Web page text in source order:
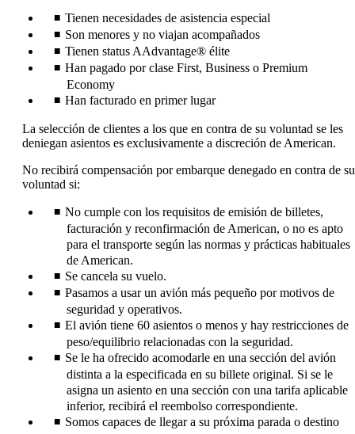
Tienen necesidades de asistencia especial
Son menores y no viajan acompañados
Tienen status AAdvantage® élite
Han pagado por clase First, Business o Premium
Economy
Han facturado en primer lugar
La selección de clientes a los que en contra de su voluntad se les
deniegan asientos es exclusivamente a discreción de American.
No recibirá compensación por embarque denegado en contra de su
voluntad si:
No cumple con los requisitos de emisión de billetes,
facturación y reconfirmación de American, o no es apto
para el transporte según las normas y prácticas habituales
de American.
Se cancela su vuelo.
Pasamos a usar un avión más pequeño por motivos de
seguridad y operativos.
El avión tiene 60 asientos o menos y hay restricciones de
peso/equilibrio relacionadas con la seguridad.
Se le ha ofrecido acomodarle en una sección del avión
distinta a la especificada en su billete original. Si se le
asigna un asiento en una sección con una tarifa aplicable
inferior, recibirá el reembolso correspondiente.
Somos capaces de llegar a su próxima parada o destino